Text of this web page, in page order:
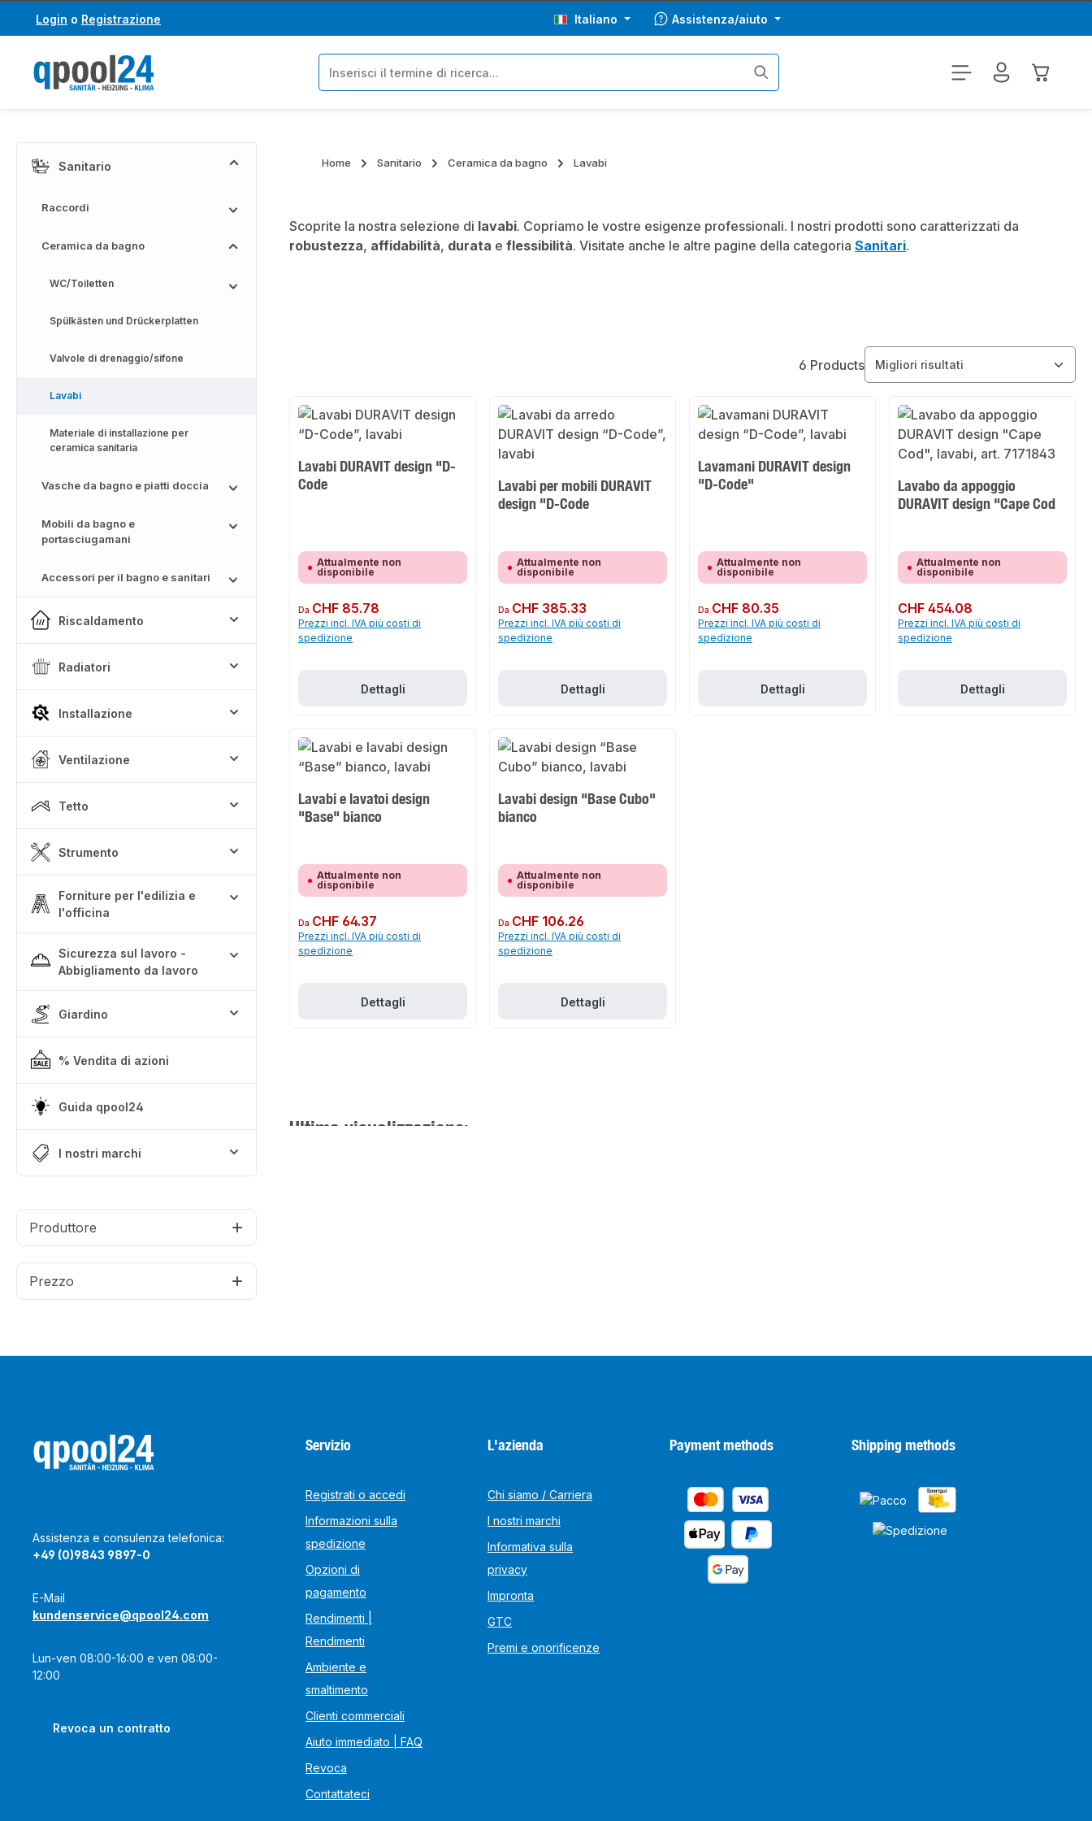
al contenuto principale
Salta alla ricerca
Login o Registrazione Italiano Assistenza/aiuto
Il
Sanitario
Raccordi
Ceramica da bagno
WC/Toiletten
Spülkästen und Drückerplatten
Valvole di drenaggio/sifone
Lavabi
Materiale di installazione per
ceramica sanitaria
Vasche da bagno e piatti doccia
Mobili da bagno e
portasciugamani
Accessori per il bagno e sanitari
Riscaldamento
Radiatori
Installazione
Ventilazione
Tetto
Strumento
Forniture per l'edilizia e
l'officina
Sicurezza sul lavoro -
Abbigliamento da lavoro
Giardino
% Vendita di azioni
Guida qpool24
I nostri marchi
Produttore
Prezzo
Home Sanitario Ceramica da bagno Lavabi
Scoprite la nostra selezione di lavabi. Copriamo le vostre esigenze professionali. I nostri prodotti sono caratterizzati da
robustezza, affidabilità, durata e flessibilità. Visitate anche le altre pagine della categoria Sanitari.
6 Products
Lavabi DURAVIT design "D-
Code
Attualmente non
disponibile
Prezzo normale:
Da CHF 85.78
Prezzi incl. IVA più costi di
spedizione
Dettagli
Lavabi per mobili DURAVIT
design "D-Code
Attualmente non
disponibile
Prezzo normale:
Da CHF 385.33
Prezzi incl. IVA più costi di
spedizione
Dettagli
Lavamani DURAVIT design
"D-Code"
Attualmente non
disponibile
Prezzo normale:
Da CHF 80.35
Prezzi incl. IVA più costi di
spedizione
Dettagli
Lavabo da appoggio
DURAVIT design "Cape Cod
Attualmente non
disponibile
Prezzo normale:
CHF 454.08
Prezzi incl. IVA più costi di
spedizione
Dettagli
Lavabi e lavatoi design
"Base" bianco
Attualmente non
disponibile
Prezzo normale:
Da CHF 64.37
Prezzi incl. IVA più costi di
spedizione
Dettagli
Lavabi design "Base Cubo"
bianco
Attualmente non
disponibile
Prezzo normale:
Da CHF 106.26
Prezzi incl. IVA più costi di
spedizione
Dettagli
Ultima visualizzazione:
Assistenza e consulenza telefonica:
+49 (0)9843 9897-0
E-Mail
kundenservice@qpool24.com
Lun-ven 08:00-16:00 e ven 08:00-
12:00
Revoca un contratto
Servizio
Registrati o accedi
Informazioni sulla
spedizione
Opzioni di
pagamento
Rendimenti |
Rendimenti
Ambiente e
smaltimento
Clienti commerciali
Aiuto immediato | FAQ
Revoca
Contattateci
L'azienda
Chi siamo / Carriera
I nostri marchi
Informativa sulla
privacy
Impronta
GTC
Premi e onorificenze
Payment methods Shipping methods